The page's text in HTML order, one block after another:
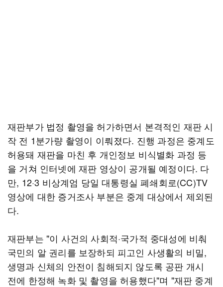
재판부가 법정 촬영을 허가하면서 본격적인 재판 시
작 전 1분가량 촬영이 이뤄졌다. 진행 과정은 중계도
허용돼 재판을 마친 후 개인정보 비식별화 과정 등
을 거쳐 인터넷에 재판 영상이 공개될 예정이다. 다
만, 12·3 비상계엄 당일 대통령실 폐쇄회로(CC)TV
영상에 대한 증거조사 부분은 중계 대상에서 제외된
다.
재판부는 "이 사건의 사회적·국가적 중대성에 비춰
국민의 알 권리를 보장하되 피고인 사생활의 비밀,
생명과 신체의 안전이 침해되지 않도록 공판 개시
전에 한정해 녹화 및 촬영을 허용했다"며 "재판 중계